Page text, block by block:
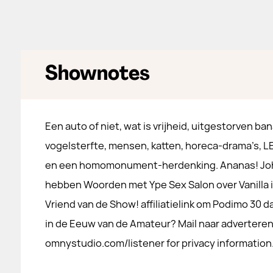
Shownotes
Een auto of niet, wat is vrijheid, uitgestorven
vogelsterfte, mensen, katten, horeca-drama’s,
en een homomonument-herdenking. Ananas!
hebben Woorden met Ype Sex Salon over
Vriend van de Show! affiliatielink om Podimo 30
in de Eeuw van de Amateur? Mail naar
omnystudio.com/listener for privacy